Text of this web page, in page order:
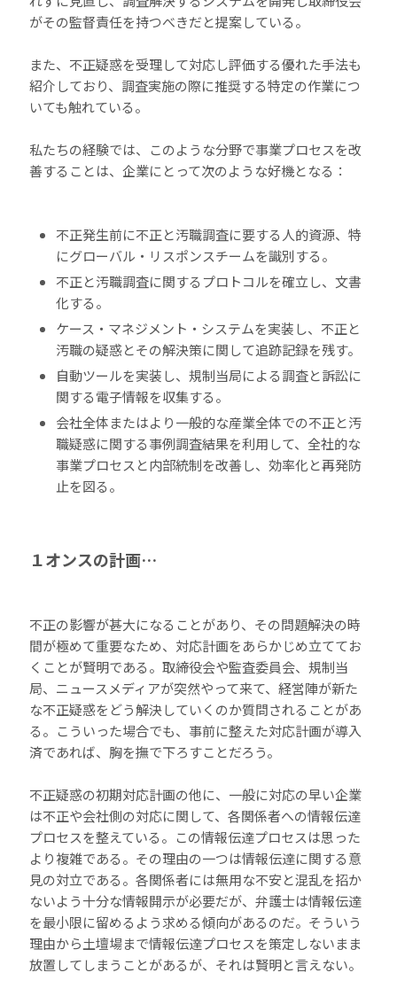
がその監督責任を持つべきだと提案している。
また、不正疑惑を受理して対応し評価する優れた手法も
紹介しており、調査実施の際に推奨する特定の作業につ
いても触れている。
私たちの経験では、このような分野で事業プロセスを改
善することは、企業にとって次のような好機となる：
不正発生前に不正と汚職調査に要する人的資源、特
にグローバル・リスポンスチームを識別する。
不正と汚職調査に関するプロトコルを確立し、文書
化する。
ケース・マネジメント・システムを実装し、不正と
汚職の疑惑とその解決策に関して追跡記録を残す。
自動ツールを実装し、規制当局による調査と訴訟に
関する電子情報を収集する。
会社全体またはより一般的な産業全体での不正と汚
職疑惑に関する事例調査結果を利用して、全社的な
事業プロセスと内部統制を改善し、効率化と再発防
止を図る。
１オンスの計画…
不正の影響が甚大になることがあり、その問題解決の時
間が極めて重要なため、対応計画をあらかじめ立ててお
くことが賢明である。取締役会や監査委員会、規制当
局、ニュースメディアが突然やって来て、経営陣が新た
な不正疑惑をどう解決していくのか質問されることがあ
る。こういった場合でも、事前に整えた対応計画が導入
済であれば、胸を撫で下ろすことだろう。
不正疑惑の初期対応計画の他に、一般に対応の早い企業
は不正や会社側の対応に関して、各関係者への情報伝達
プロセスを整えている。この情報伝達プロセスは思った
より複雑である。その理由の一つは情報伝達に関する意
見の対立である。各関係者には無用な不安と混乱を招か
ないよう十分な情報開示が必要だが、弁護士は情報伝達
を最小限に留めるよう求める傾向があるのだ。そういう
理由から土壇場まで情報伝達プロセスを策定しないまま
放置してしまうことがあるが、それは賢明と言えない。